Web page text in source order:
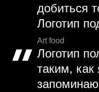
добиться
Логотип
Art food
Логотип
таким, как